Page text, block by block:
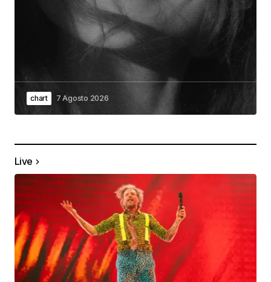
chart 7 Agosto 2026
Live